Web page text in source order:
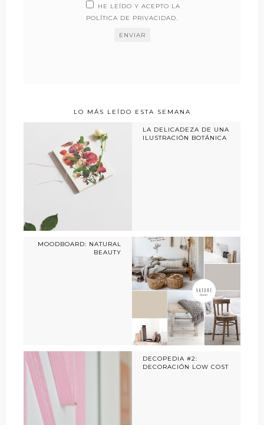
HE LEÍDO Y ACEPTO LA
POLÍTICA DE PRIVACIDAD.
LO MÁS LEÍDO ESTA SEMANA
LA DELICADEZA DE UNA
ILUSTRACIÓN BOTÁNICA
MOODBOARD: NATURAL
BEAUTY
DECOPEDIA #2:
DECORACIÓN LOW COST